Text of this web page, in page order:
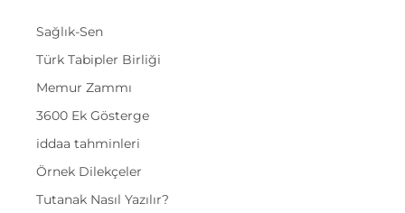
Sağlık-Sen
Türk Tabipler Birliği
Memur Zammı
3600 Ek Gösterge
iddaa tahminleri
Örnek Dilekçeler
Tutanak Nasıl Yazılır?